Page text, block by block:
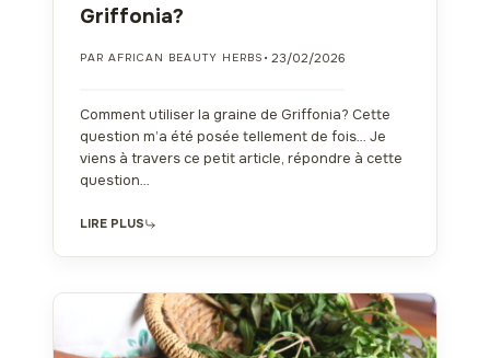
Griffonia?
PAR AFRICAN BEAUTY HERBS • 23/02/2026
Comment utiliser la graine de Griffonia? Cette
question m’a été posée tellement de fois… Je
viens à travers ce petit article, répondre à cette
question…
LIRE PLUS